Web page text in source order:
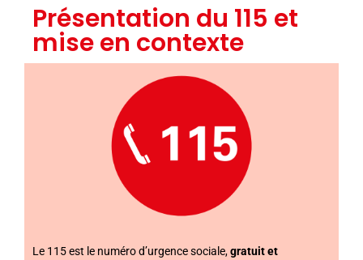
Présentation du 115 et
mise en contexte
Le 115 est le numéro d’urgence sociale,gratuit et